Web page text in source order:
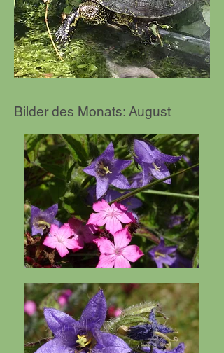
Bilder des Monats: August